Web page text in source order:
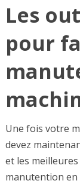
Les
pour
Une fois votre
devez
et les
manutention